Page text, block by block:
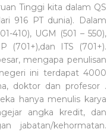
Tinggi kita dalam QS
916 PT dunia). Dalam
410), UGM (501 – 550),
(701+),dan ITS (701+).
mengapa penulisan
ini terdapat 4000
doktor dan profesor .
hanya menulis karya
angka kredit, dan
jabatan/kehormatan.